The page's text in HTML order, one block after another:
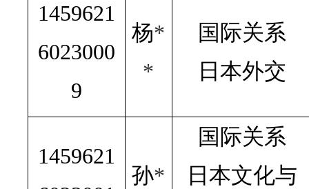
1459621
6023000
9
杨*
*
国际关系
日本外交
1459621
孙*
国际关系
日本文化与